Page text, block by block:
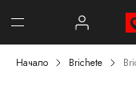
Начало Brichete